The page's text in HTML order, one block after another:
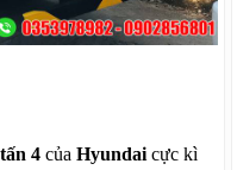
4 củaHyundai cực kì